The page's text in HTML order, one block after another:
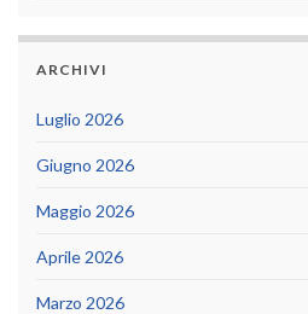
ARCHIVI
Luglio 2026
Giugno 2026
Maggio 2026
Aprile 2026
Marzo 2026